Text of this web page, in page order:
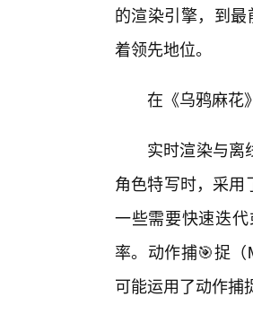
的渲染引擎，到
着领先地位。
在《乌鸦麻花
实时渲染与离
角色特写时，采
一些需要快速迭
率。动作捕🎯捉
可能运用了动作捕